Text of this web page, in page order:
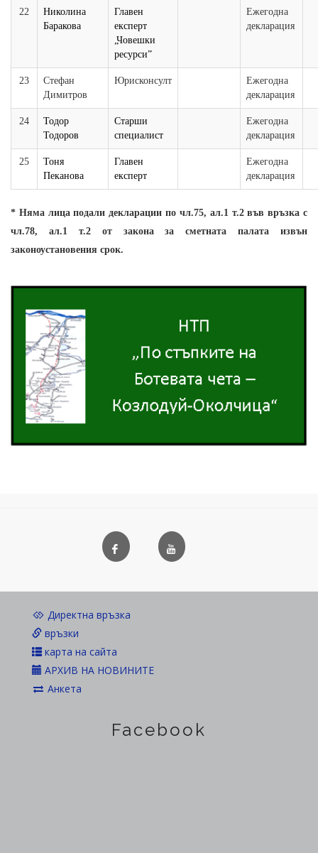
22
Николина
Баракова
Главен
експерт
„Човешки
ресурси”
Ежегодна
декларация
23
Стефан
Димитров
Юрисконсулт
Ежегодна
декларация
24
Тодор
Тодоров
Старши
специалист
Ежегодна
декларация
25
Тоня
Пеканова
Главен
експерт
Ежегодна
декларация
* Няма лица подали декларации по чл.75, ал.1 т.2 във връзка с
чл.78, ал.1 т.2 от закона за сметната палата извън
законоустановения срок.
Директна връзка
връзки
карта на сайта
АРХИВ НА НОВИНИТЕ
Анкета
Facebook